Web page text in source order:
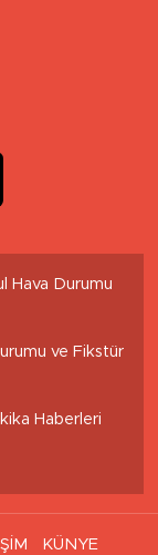
Hava Durumu
ve Fikstür
Haberleri
KÜNYE